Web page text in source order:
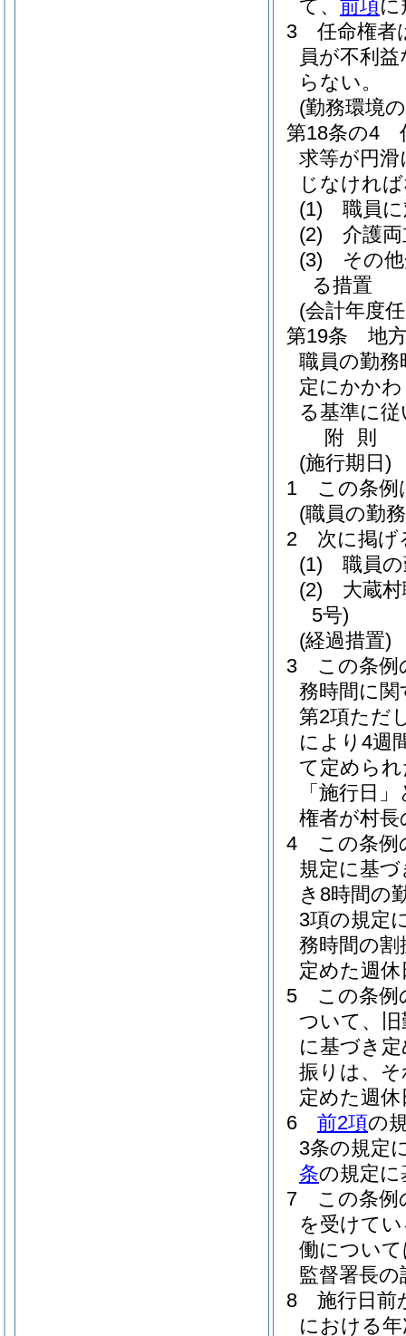
て、 前項
3
任命権者
員が不利
らない。
(勤務環境
第18条の4
求等が円
じなけれ
(1)
職員
(2)
介護
(3)
その
る措置
(会計年度
第19条
地
職員の勤
定にかか
る基準に
附 則
(施行期日)
1
この条例
(職員の勤
2
次に掲げ
(1)
職員
(2)
大蔵
5号)
(経過措置)
3
この条例
務時間に関
第2項ただ
により4週
て定めら
「施行日
権者が村
4
この条例
規定に基
き8時間の
3項の規定
務時間の
定めた週
5
この条例
ついて、
に基づき
振りは、
定めた週
6
前2項の
3条の規定
条の規定
7
この条例
を受けて
働につい
監督署長
8
施行日前
における